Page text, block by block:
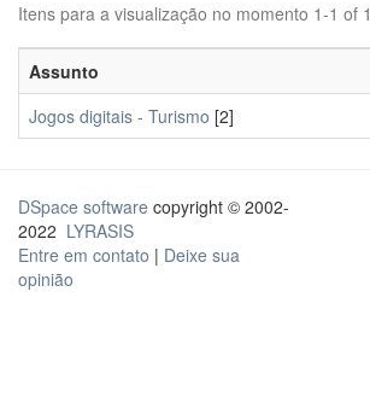
Itens para a visualização no momento 1-1 of 1
Assunto
Jogos digitais - Turismo [2]
DSpace software copyright © 2002-
2022 LYRASIS
Entre em contato | Deixe sua
opinião